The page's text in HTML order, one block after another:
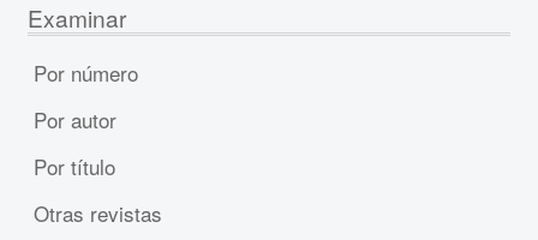
Examinar
Por número
Por autor
Por título
Otras revistas